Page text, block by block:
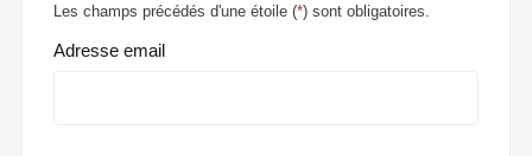
Les champs précédés d'une étoile (*) sont obligatoires.
Adresse email